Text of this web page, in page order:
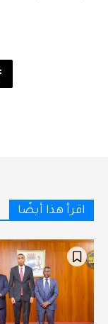
اقرأ هذا أيضًا